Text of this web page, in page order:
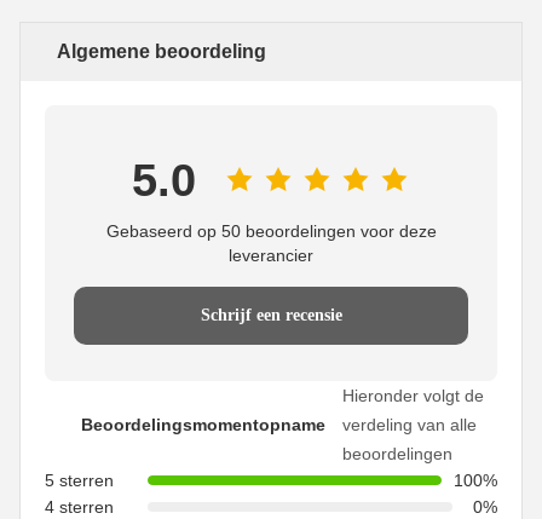
Algemene beoordeling
5.0
Gebaseerd op 50 beoordelingen voor deze
leverancier
Schrijf een recensie
Beoordelingsmomentopname
Hieronder volgt de
verdeling van alle
beoordelingen
5 sterren
100%
4 sterren
0%